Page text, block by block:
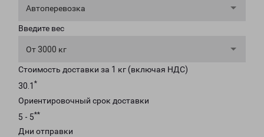
Автоперевозка
Введите вес
От 3000 кг
Стоимость доставки за 1 кг (включая НДС)
30.1 *
Ориентировочный срок доставки
5 - 5**
Дни отправки